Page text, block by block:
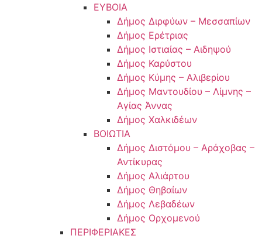
ΕΥΒΟΙΑ
Δήμος Διρφύων – Μεσσαπίων
Δήμος Ερέτριας
Δήμος Ιστιαίας – Αιδηψού
Δήμος Καρύστου
Δήμος Κύμης – Αλιβερίου
Δήμος Μαντουδίου – Λίμνης –
Αγίας Άννας
Δήμος Χαλκιδέων
ΒΟΙΩΤΙΑ
Δήμος Διστόμου – Αράχοβας –
Αντίκυρας
Δήμος Αλιάρτου
Δήμος Θηβαίων
Δήμος Λεβαδέων
Δήμος Ορχομενού
ΠΕΡΙΦΕΡΙΑΚΕΣ